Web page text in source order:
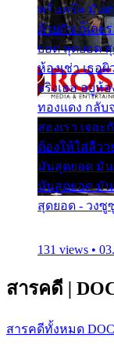
พรั่นพรือ มันต
ด้วยกัน ก็เลย
ยอด สุดยอด
ห้องเช่า เธอ
จริงเธอ อยู่ห้
ทองแดง กลับ
สองเรา เจอ
ต้องให้ใส่ลีว
มันสุดยอด มั
มันสุดยอด มั
สุดยอด - วงซู
131 views •
สารคดี |
สารคดีทั้งหมด